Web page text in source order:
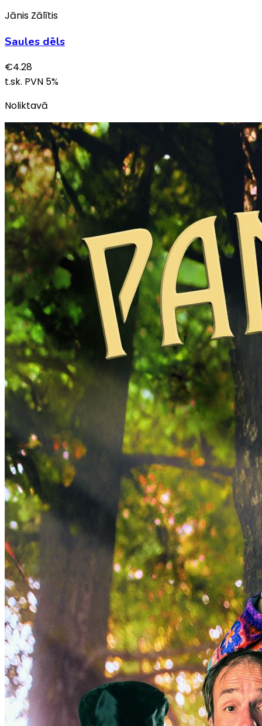
Jānis Zālītis
Saules dēls
€4.28
t.sk. PVN 5%
Noliktavā